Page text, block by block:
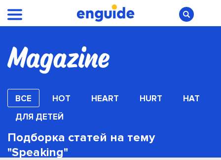
ВСЕ HOT HEART HURT
HAT
ДЛЯ ДЕТЕЙ
Подборка статей на тему
"Speaking"